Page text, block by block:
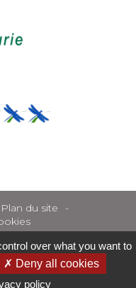
Plan du site
over what you want to
Deny all cookies
policy